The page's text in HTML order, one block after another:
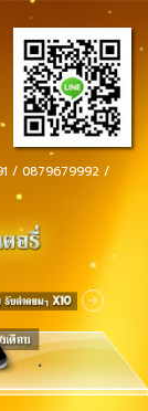
/ 0879679992 /